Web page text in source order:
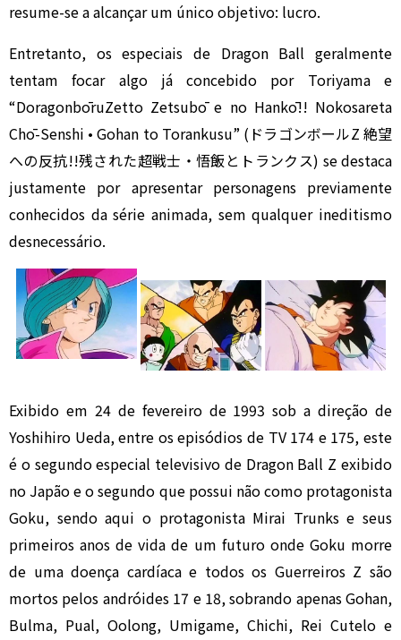
resume-se a alcançar um único objetivo: lucro.
Entretanto, os especiais de Dragon Ball geralmente
tentam focar algo já concebido por Toriyama e
“DoragonbōruZetto Zetsubō e no Hankō!! Nokosareta
Chō-Senshi • Gohan to Torankusu” (ドラゴンボールZ 絶望
への反抗!!残された超戦士・悟飯とトランクス) se destaca
justamente por apresentar personagens previamente
conhecidos da série animada, sem qualquer ineditismo
desnecessário.
Exibido em 24 de fevereiro de 1993 sob a direção de
Yoshihiro Ueda, entre os episódios de TV 174 e 175, este
é o segundo especial televisivo de Dragon Ball Z exibido
no Japão e o segundo que possui não como protagonista
Goku, sendo aqui o protagonista Mirai Trunks e seus
primeiros anos de vida de um futuro onde Goku morre
de uma doença cardíaca e todos os Guerreiros Z são
mortos pelos andróides 17 e 18, sobrando apenas Gohan,
Bulma, Pual, Oolong, Umigame, Chichi, Rei Cutelo e